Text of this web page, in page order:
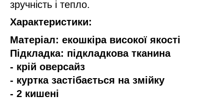
зручність і тепло.
Характеристики:
Матеріал: екошкіра високої якості
Підкладка: підкладкова тканина
- крій оверсайз
- куртка застібається на змійку
- 2 кишені